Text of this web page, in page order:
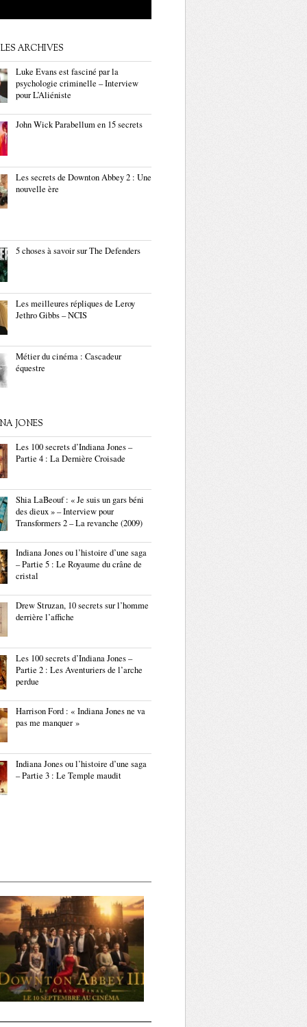
ARCHIVES
Luke Evans est fasciné par la
psychologie criminelle – Interview
pour L’Aliéniste
John Wick Parabellum en 15 secrets
Les secrets de Downton Abbey 2 : Une
nouvelle ère
5 choses à savoir sur The Defenders
Les meilleures répliques de Leroy
Jethro Gibbs – NCIS
Métier du cinéma : Cascadeur
équestre
JONES
Les 100 secrets d’Indiana Jones –
Partie 4 : La Dernière Croisade
Shia LaBeouf : « Je suis un gars béni
des dieux » – Interview pour
Transformers 2 – La revanche (2009)
Indiana Jones ou l’histoire d’une saga
– Partie 5 : Le Royaume du crâne de
cristal
Drew Struzan, 10 secrets sur l’homme
derrière l’affiche
Les 100 secrets d’Indiana Jones –
Partie 2 : Les Aventuriers de l’arche
perdue
Harrison Ford : « Indiana Jones ne va
pas me manquer »
Indiana Jones ou l’histoire d’une saga
– Partie 3 : Le Temple maudit